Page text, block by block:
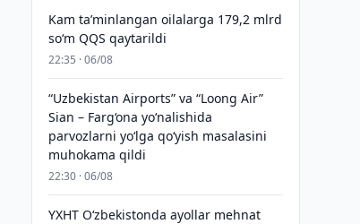
Kam taʼminlangan oilalarga 179,2 mlrd
so‘m QQS qaytarildi
22:35 · 06/08
“Uzbekistan Airports” va “Loong Air”
Sian – Farg‘ona yo‘nalishida
parvozlarni yo‘lga qo‘yish masalasini
muhokama qildi
22:30 · 06/08
YXHT O‘zbekistonda ayollar mehnat